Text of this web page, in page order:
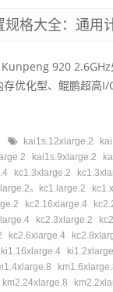
格大全：通用
920
优化型、鲲鹏超高I/
kai1s.12xlarge.2
kai1s.9xlarge.2
kc1.3xlarge.2
。kc1.large.2
kc2.16xlarge.4
kc2.3xlarge.2
kc2.6xlarge.4
ki1.16xlarge.4
km2.24xlarge.8